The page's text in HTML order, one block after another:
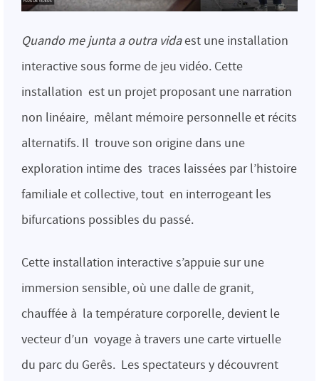
Quando me junta a outra vidaest une installation
interactive sous forme de jeu vidéo. Cette
installation est un projet proposant une narration
non linéaire, mêlant mémoire personnelle et récits
alternatifs. Il trouve son origine dans une
exploration intime des traces laissées par l’histoire
familiale et collective, tout en interrogeant les
bifurcations possibles du passé.
Cette installation interactive s’appuie sur une
immersion sensible, où une dalle de granit,
chauffée à la température corporelle, devient le
vecteur d’un voyage à travers une carte virtuelle
du parc du Gerês. Les spectateurs y découvrent